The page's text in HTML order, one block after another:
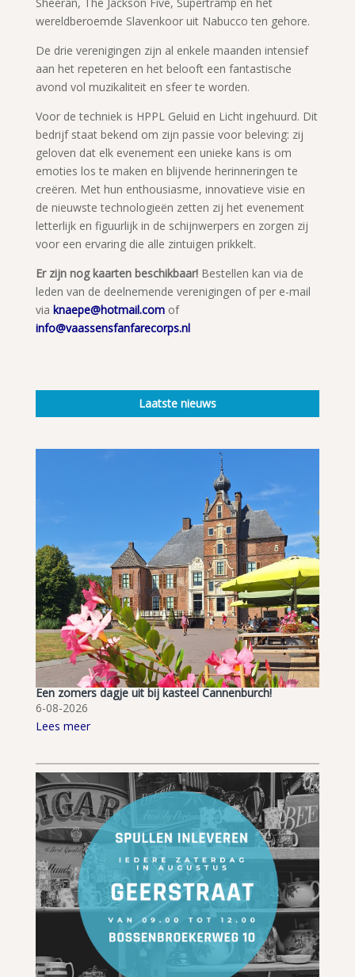
wereldberoemde Slavenkoor uit Nabucco ten gehore.
De drie verenigingen zijn al enkele maanden intensief
aan het repeteren en het belooft een fantastische
avond vol muzikaliteit en sfeer te worden.
Voor de techniek is HPPL Geluid en Licht ingehuurd. Dit
bedrijf staat bekend om zijn passie voor beleving: zij
geloven dat elk evenement een unieke kans is om
emoties los te maken en blijvende herinneringen te
creëren. Met hun enthousiasme, innovatieve visie en
de nieuwste technologieën zetten zij het evenement
letterlijk en figuurlijk in de schijnwerpers en zorgen zij
voor een ervaring die alle zintuigen prikkelt.
Er zijn nog kaarten beschikbaar!Bestellen kan via de
leden van de deelnemende verenigingen of per e-mail
via knaepe@hotmail.com of
info@vaassensfanfarecorps.nl
Laatste nieuws
Een zomers dagje uit bij kasteel Cannenburch!
6-08-2026
Lees meer